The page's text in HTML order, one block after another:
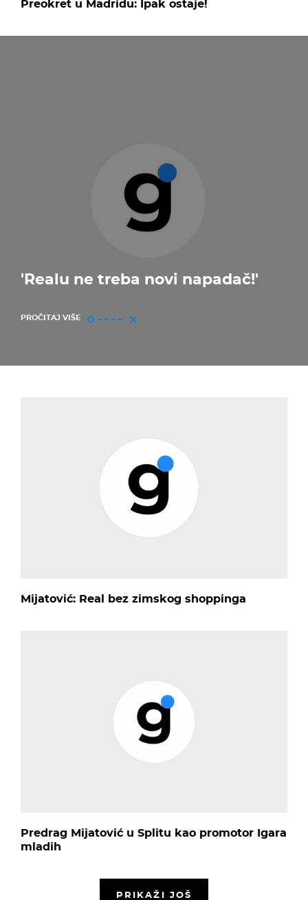
Preokret u Madridu: Ipak ostaje!
'Realu ne treba novi napadač!'
PROČITAJ VIŠE
Mijatović: Real bez zimskog shoppinga
Predrag Mijatović u Splitu kao promotor Igara
mladih
PRIKAŽI JOŠ